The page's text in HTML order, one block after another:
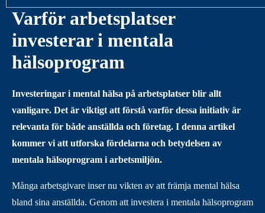
Varför arbetsplatser
investerar i mentala
hälsoprogram
Investeringar i mental hälsa på arbetsplatser blir allt
vanligare. Det är viktigt att förstå varför dessa initiativ är
relevanta för både anställda och företag. I denna artikel
kommer vi att utforska fördelarna och betydelsen av
mentala hälsoprogram i arbetsmiljön.
Många arbetsgivare inser nu vikten av att främja mental hälsa
bland sina anställda. Genom att investera i mentala hälsoprogram